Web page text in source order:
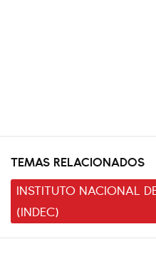
TEMAS RELACIONADOS
INSTITUTO NACIONAL
(INDEC)